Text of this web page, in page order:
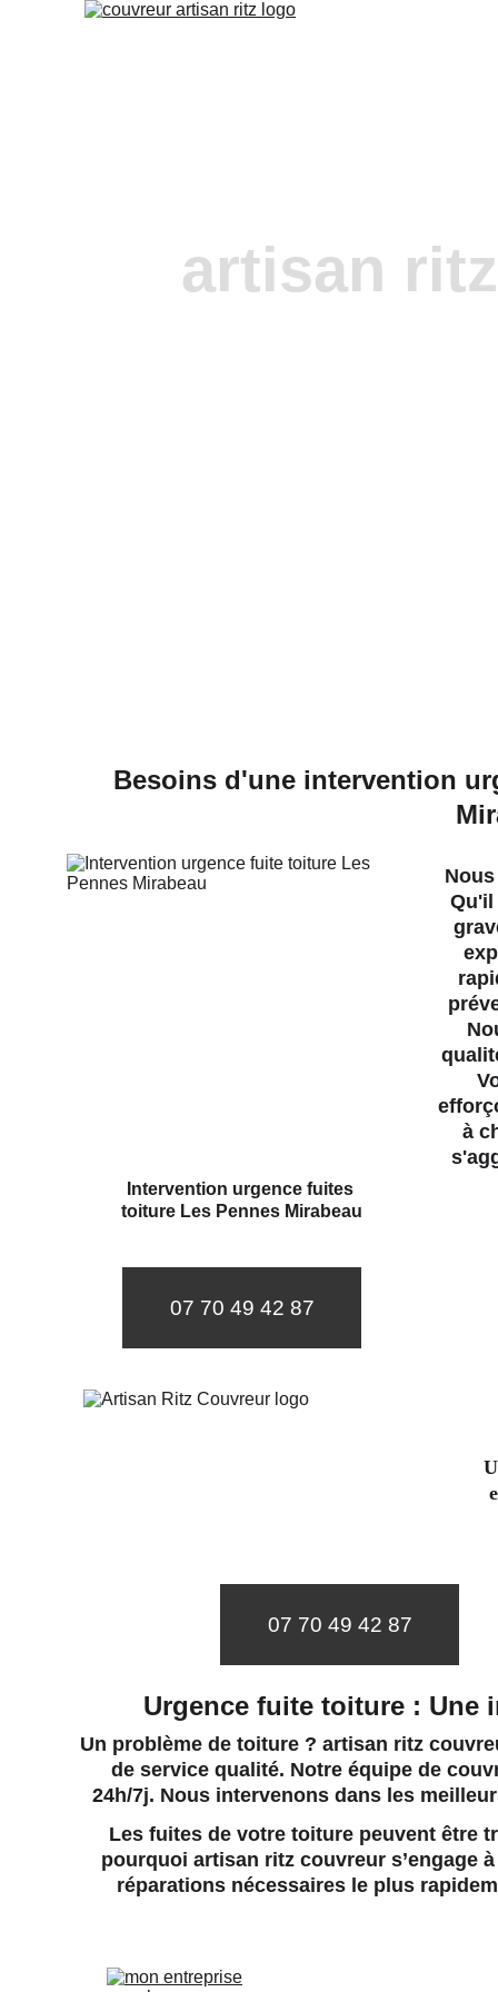
artisan
Besoins d'une intervention
07 70 49 42 87
Qu'il
à
Intervention urgence fuites
toiture Les Pennes Mirabeau
07 70 49 42 87
Urgence fuite toiture : Une
Un problème de toiture ? artisan ritz
de service qualité. Notre équipe de
24h/7j. Nous intervenons dans les
Les fuites de votre toiture peuvent être
pourquoi artisan ritz couvreur s’engage
réparations nécessaires le plus